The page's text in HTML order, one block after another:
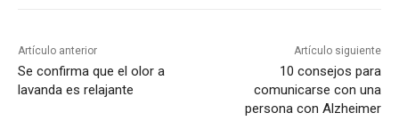
Artículo anterior
Se confirma que el olor a
lavanda es relajante
Artículo siguiente
10 consejos para
comunicarse con una
persona con Alzheimer